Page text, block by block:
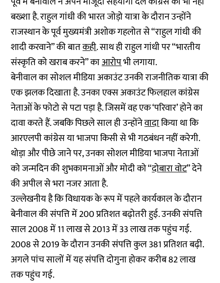
बख्शा है. राहुल गांधी की भारत जोड़ो यात्रा के दौरान उन्होंने
राजस्थान के पूर्व मुख्यमंत्री अशोक गहलोत से “राहुल गांधी की
शादी करवाने” की बातकही. साथ ही राहुल गांधी पर “भारतीय
संस्कृति को खराब करने” काआरोपभी लगाया.
बेनीवाल का सोशल मीडिया अकाउंट उनकी राजनीतिक यात्रा की
एक झलक दिखाता है. उनका एक्स अकाउंट फिलहाल कांग्रेस
नेताओं के फोटो से पटा पड़ा है. जिसमें वह एक ‘परिवार’ होने का
दावा करते हैं. जबकि पिछले साल ही उन्होंनेवादाकिया था कि
आरएलपी कांग्रेस या भाजपा किसी से भी गठबंधन नहीं करेगी.
थोड़ा और पीछे जाने पर, उनका सोशल मीडिया भाजपा नेताओं
को जन्मदिन की शुभकामनाओं और मोदी को “दोबारा वोट” देने
की अपील से भरा नजर आता है.
उल्लेखनीय है कि विधायक के रूप में पहले कार्यकाल के दौरान
बेनीवाल की संपत्ति में 200 प्रतिशत बढ़ोतरी हुई. उनकी संपत्ति
साल 2008 में 11 लाख से 2013 में 33 लाख तक पहुंच गई.
2008 से 2019 के दौरान उनकी संपत्ति कुल 381 प्रतिशत बढ़ी.
अगले पांच सालों में यह संपत्ति दोगुना होकर करीब 82 लाख
तक पहुंच गई.